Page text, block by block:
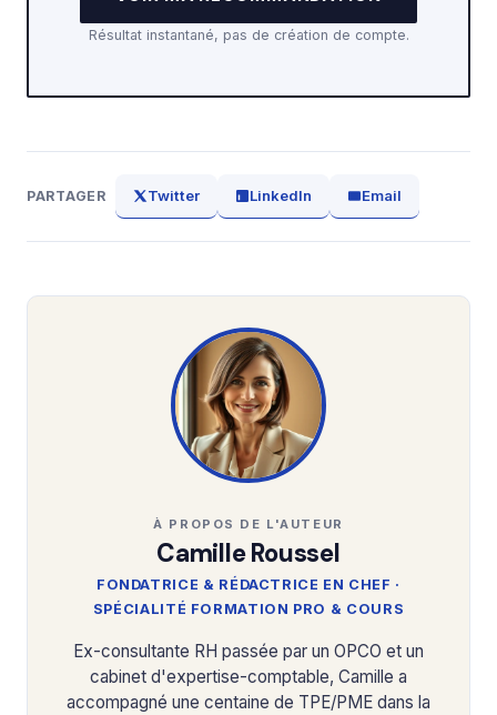
Résultat instantané, pas de création de compte.
PARTAGER Twitter LinkedIn Email
À PROPOS DE L'AUTEUR
Camille Roussel
FONDATRICE & RÉDACTRICE EN CHEF ·
SPÉCIALITÉ FORMATION PRO & COURS
Ex-consultante RH passée par un OPCO et un
cabinet d'expertise-comptable, Camille a
accompagné une centaine de TPE/PME dans la